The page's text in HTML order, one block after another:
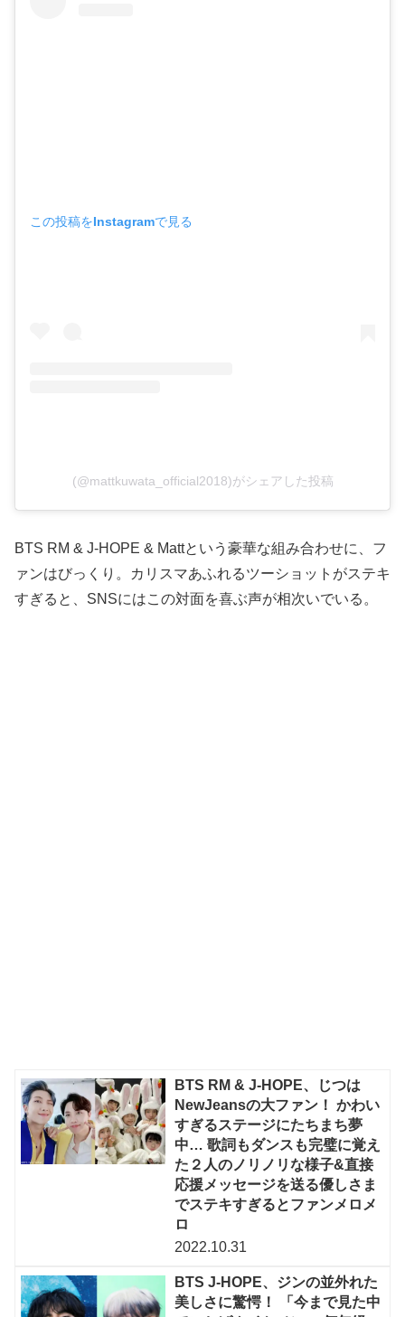
この投稿をInstagramで見る
(@mattkuwata_official2018)がシェアした投稿
BTS RM & J-HOPE & Mattという豪華な組み合わせに、フ
ァンはびっくり。カリスマあふれるツーショットがステキ
すぎると、SNSにはこの対面を喜ぶ声が相次いでいる。
BTS RM & J-HOPE、じつは
NewJeansの大ファン！ かわい
すぎるステージにたちまち夢
中… 歌詞もダンスも完璧に覚え
た２人のノリノリな様子&直接
応援メッセージを送る優しさま
でステキすぎるとファンメロメ
ロ
2022.10.31
BTS J-HOPE、ジンの並外れた
美しさに驚愕！ 「今まで見た中